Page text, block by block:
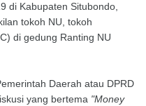
di Kabupaten Situbondo,
tokoh NU, tokoh
di gedung Ranting NU
Daerah atau DPRD
yang bertema "Money